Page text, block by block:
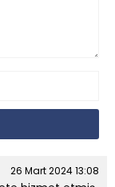
26 Mart 2024 13:08